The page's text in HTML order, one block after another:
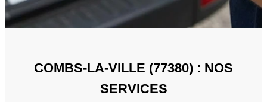
COMBS-LA-VILLE (77380) : NOS
SERVICES